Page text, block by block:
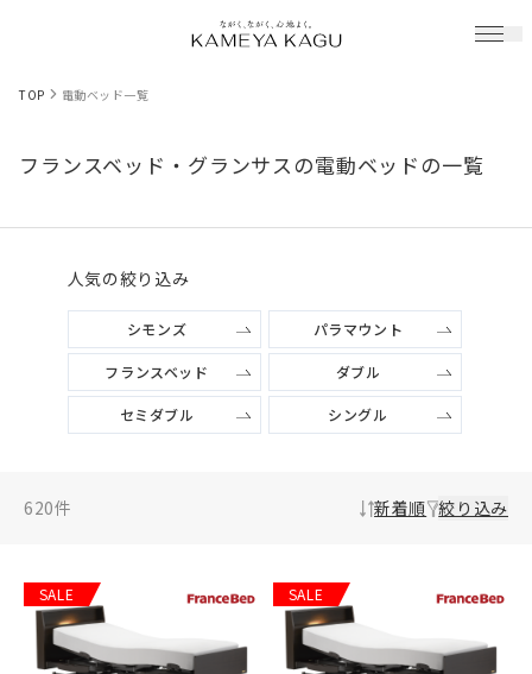
TOP 電動ベッド一覧
フランスベッド・グランサスの電動ベッドの一覧
人気の絞り込み
シモンズ パラマウント
フランスベッド ダブル
セミダブル シングル
620件 新着順 絞り込み
SALE SALE